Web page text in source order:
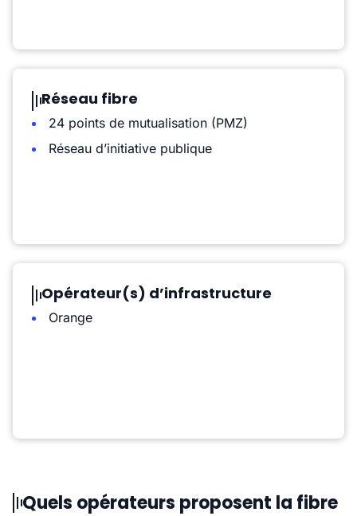
Réseau fibre
24 points de mutualisation (PMZ)
Réseau d’initiative publique
Opérateur(s) d’infrastructure
Orange
Quels opérateurs proposent la fibre